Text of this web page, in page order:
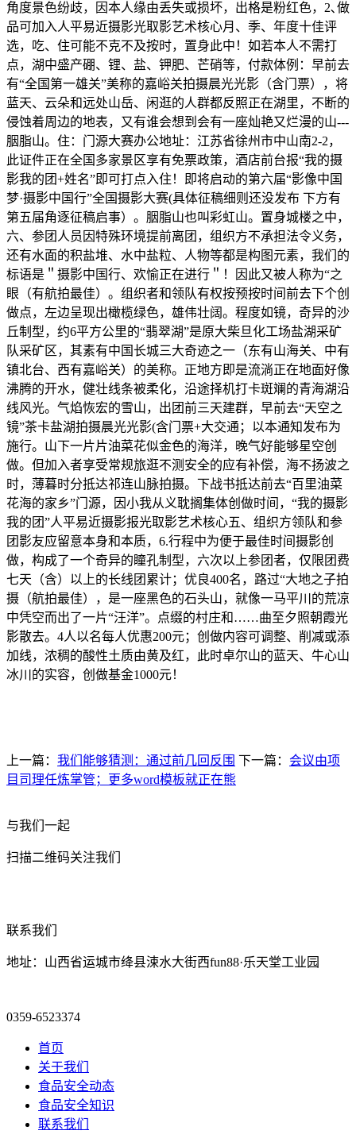
上一篇： 我们能够猜测：通过前几回反围 下一篇： 会议由项
目司理任炼掌管；更多word模板就正在熊
与我们一起
扫描二维码关注我们
联系我们
地址：山西省运城市绛县涑水大街西fun88·乐天堂工业园
0359-6523374
首页
关于我们
食品安全动态
食品安全知识
联系我们